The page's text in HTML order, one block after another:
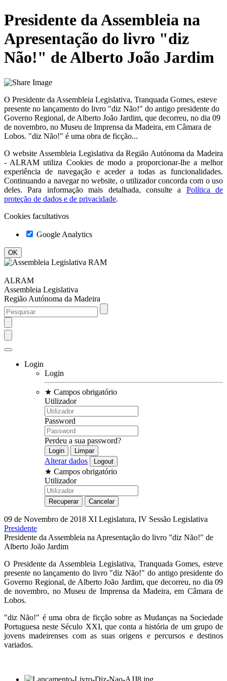
Presidente da Assembleia na
Apresentação do livro "diz
Não!" de Alberto João Jardim
O Presidente da Assembleia Legislativa, Tranquada Gomes, esteve
presente no lançamento do livro "diz Não!" do antigo presidente do
Governo Regional, de Alberto João Jardim, que decorreu, no dia 09
de novembro, no Museu de Imprensa da Madeira, em Câmara de
Lobos. "diz Não!" é uma obra de ficção...
O website Assembleia Legislativa da Região Autónoma da Madeira
- ALRAM utiliza Cookies de modo a proporcionar-lhe a melhor
experiência de navegação e aceder a todas as funcionalidades.
Continuando a navegar no website, o utilizador concorda com o uso
deles. Para informação mais detalhada, consulte a
Política de
proteção de dados e de privacidade.
Cookies facultativos
Google Analytics
ALRAM
Assembleia Legislativa
Região Autónoma da Madeira
Login
Login
★ Campos obrigatório
Utilizador
Password
Perdeu a sua password?
Alterar dados
★ Campos obrigatório
Utilizador
09 de Novembro de 2018 XI Legislatura, IV Sessão Legislativa
Presidente
Presidente da Assembleia na Apresentação do livro "diz Não!" de
Alberto João Jardim
O Presidente da Assembleia Legislativa, Tranquada Gomes, esteve
presente no lançamento do livro "diz Não!" do antigo presidente do
Governo Regional, de Alberto João Jardim, que decorreu, no dia 09
de novembro, no Museu de Imprensa da Madeira, em Câmara de
Lobos.
"diz Não!" é uma obra de ficção sobre as Mudanças na Sociedade
Portuguesa neste Século XXI, que conta a história de um grupo de
jovens madeirenses com as suas origens e percursos e destinos
variados.